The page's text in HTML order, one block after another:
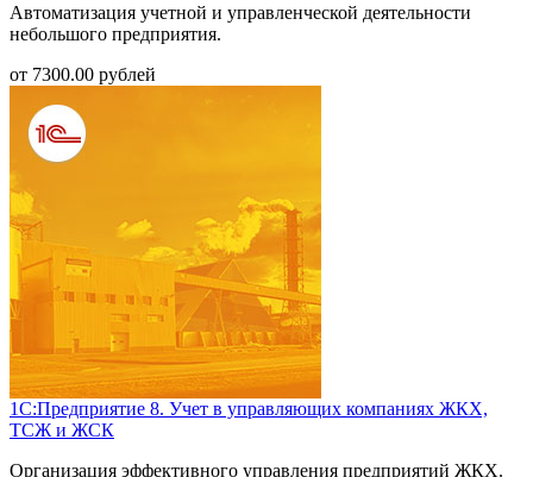
Автоматизация учетной и управленческой деятельности
небольшого предприятия.
от 7300.00 рублей
1С:Предприятие 8. Учет в управляющих компаниях ЖКХ,
ТСЖ и ЖСК
Организация эффективного управления предприятий ЖКХ.